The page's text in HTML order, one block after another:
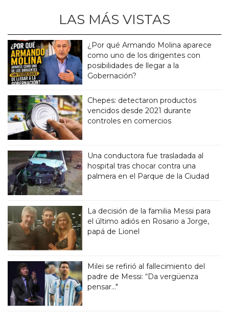
LAS MÁS VISTAS
¿Por qué Armando Molina aparece
como uno de los dirigentes con
posibilidades de llegar a la
Gobernación?
Chepes: detectaron productos
vencidos desde 2021 durante
controles en comercios
Una conductora fue trasladada al
hospital tras chocar contra una
palmera en el Parque de la Ciudad
La decisión de la familia Messi para
el último adiós en Rosario a Jorge,
papá de Lionel
Milei se refirió al fallecimiento del
padre de Messi: “Da vergüenza
pensar..."